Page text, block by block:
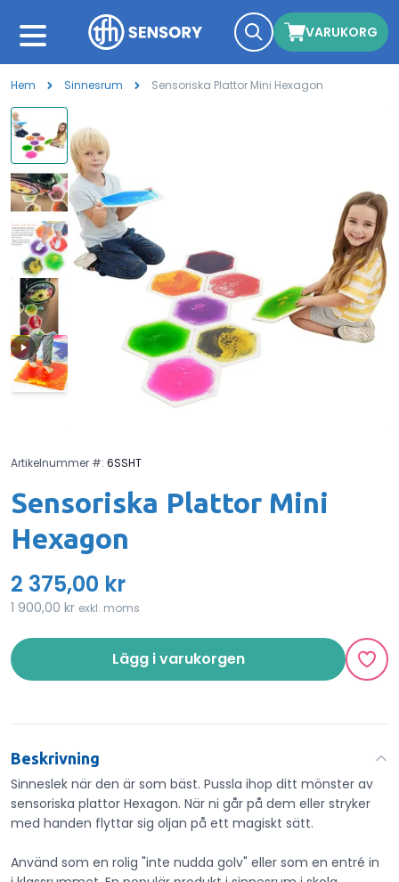
VARUKORG
Hem Sinnesrum Sensoriska Plattor Mini Hexagon
Artikelnummer #: 6SSHT
Sensoriska Plattor Mini
Hexagon
2 375,00 kr
1 900,00 kr exkl. moms
Lägg i varukorgen
Beskrivning
Sinneslek när den är som bäst. Pussla ihop ditt mönster av
sensoriska plattor Hexagon. När ni går på dem eller stryker
med handen flyttar sig oljan på ett magiskt sätt.
Använd som en rolig "inte nudda golv" eller som en entré in